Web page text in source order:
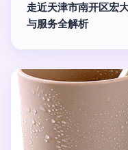
走近天津市南开区宏
与服务全解析